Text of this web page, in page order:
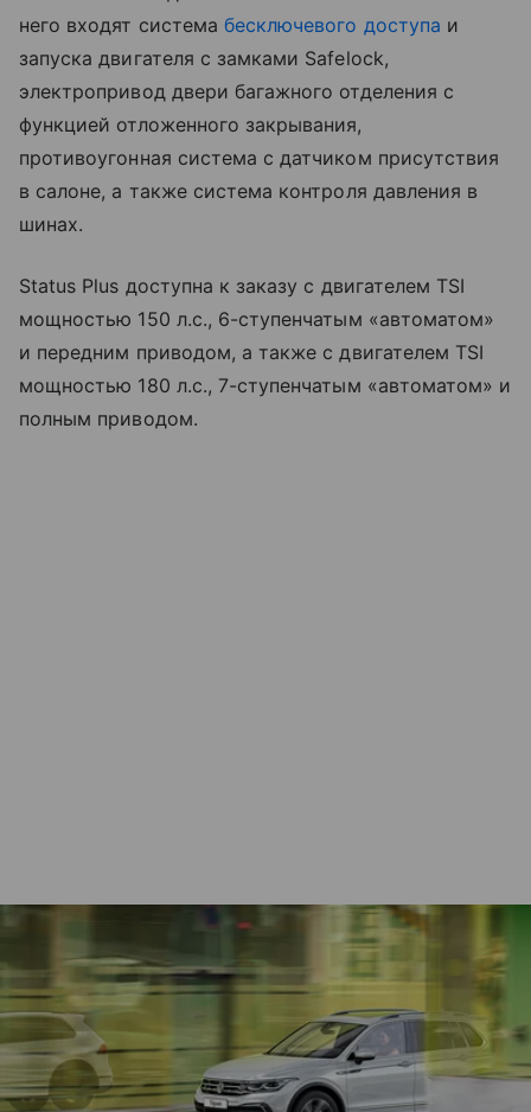
него входят система бесключевого доступа и
запуска двигателя с замками Safelock,
электропривод двери багажного отделения c
функцией отложенного закрывания,
противоугонная система с датчиком присутствия
в салоне, а также система контроля давления в
шинах.
Status Plus доступна к заказу с двигателем TSI
мощностью 150 л.с., 6-ступенчатым «автоматом»
и передним приводом, а также с двигателем TSI
мощностью 180 л.с., 7-ступенчатым «автоматом» и
полным приводом.